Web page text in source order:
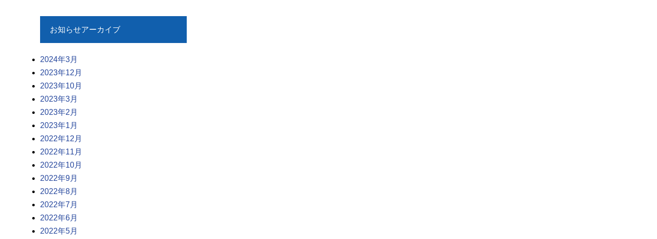
お知らせアーカイブ
2024年3月
2023年12月
2023年10月
2023年3月
2023年2月
2023年1月
2022年12月
2022年11月
2022年10月
2022年9月
2022年8月
2022年7月
2022年6月
2022年5月